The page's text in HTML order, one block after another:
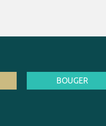
BOUGER